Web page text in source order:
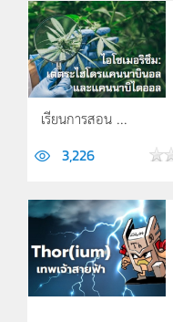
เรียนการสอน ...
3,226